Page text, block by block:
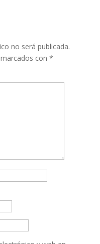
no será publicada.
con *